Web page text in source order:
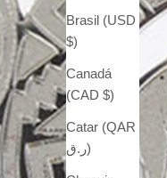
Brasil (USD
$)
Canadá
(CAD $)
Catar (QAR
ر.ق)